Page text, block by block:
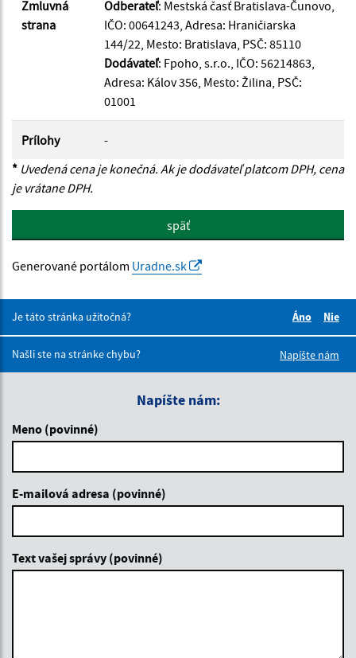
Zmluvná
strana
Odberateľ: Mestská časť Bratislava-Čunovo,
IČO: 00641243, Adresa: Hraničiarska
144/22, Mesto: Bratislava, PSČ: 85110
Dodávateľ: Fpoho, s.r.o., IČO: 56214863,
Adresa: Kálov 356, Mesto: Žilina, PSČ:
01001
Prílohy
-
* Uvedená cena je konečná. Ak je dodávateľ platcom DPH, cena
je vrátane DPH.
späť
Generované portálom Uradne.sk
Je táto stránka užitočná?
Áno
Nie
Našli ste na stránke chybu?
Napíšte nám
Napíšte nám:
Meno (povinné)
E-mailová adresa (povinné)
Text vašej správy (povinné)